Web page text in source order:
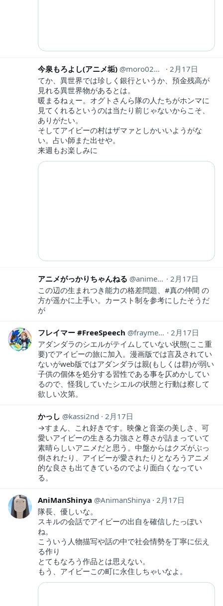
今泉もろよし(アニメ垢) moro0212anime
2月17日
てか、異世界では珍しく銀行というか、預金残高が
見れる異世界物があるとは。
暖まるねぇー。オグトさんら隊の人たちがホンマに
見てくれるというのは当たり前じゃないからこそ、
ありがたい。
そしてアイビーの村はザマァとしかいいようがな
い。占い師また出せや。
来週もお楽しみに
アニメがっかりちゃんねる anime_gakkari
2月17日
この辺の生まれつき能力の格差問題、#真の仲間 の
方が遥かに上手い。カースト制を参考にしたそうだ
が
フレイマー #FreeSpeech fraymer_keepJP
2月17日
アダンダラのシエルがテイムしていない状態(ここ重
要)でアイビーの旅に加入。漫画版では言及されてい
ないがweb版ではアダンダラは親(もしくは群)が弱い
子供の個体を処分する習性である事を仄めかしてい
るので、怪我していたシエルの状態と行動は察して
欲しい次第。
かっし kassi2nd
2月17日
→すまん、これ好きです。映像と音楽の美しさ、可
愛いアイビーの生きる力強さと尊さが詰まっていて
素晴らしいアニメだと思う。中盤からはクズがぶっ
倒されたり、アイビーが愛されたりとなろうアニメ
的な良さも出てきているのでより面白くなってい
る。
AniManShinya AnimanShinya 2月17日
隊長、優しいな。
スキルの会話でアイビーの出自を確信したっぽい
ね。
こういう人物描写や話の中で社会情勢を丁寧に伝え
る作り
とてもなろう作品とは思えない。
もう、アイビーこの町に永住しちゃいなよ。